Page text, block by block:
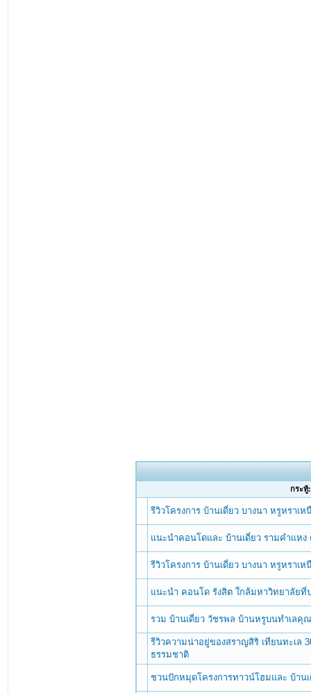
กระทู้:
รีวิวโครงการ บ้านเดี่ยว บางนา หรูหรา
แนะนำคอนโดและ บ้านเดี่ยว รามคำแห
รีวิวโครงการ บ้านเดี่ยว บางนา หรูหรา
แนะนำ คอนโด รังสิต ใกล้มหาวิทยาลัย
รวม บ้านเดี่ยว วัชรพล บ้านหรูบนทำเลคุ
รีวิวความน่าอยู่ของสราญสิริ เทียนทะเล
ธรรมชาติ
ชวนปักหมุดโครงการทาวน์โฮมและ บ้าน